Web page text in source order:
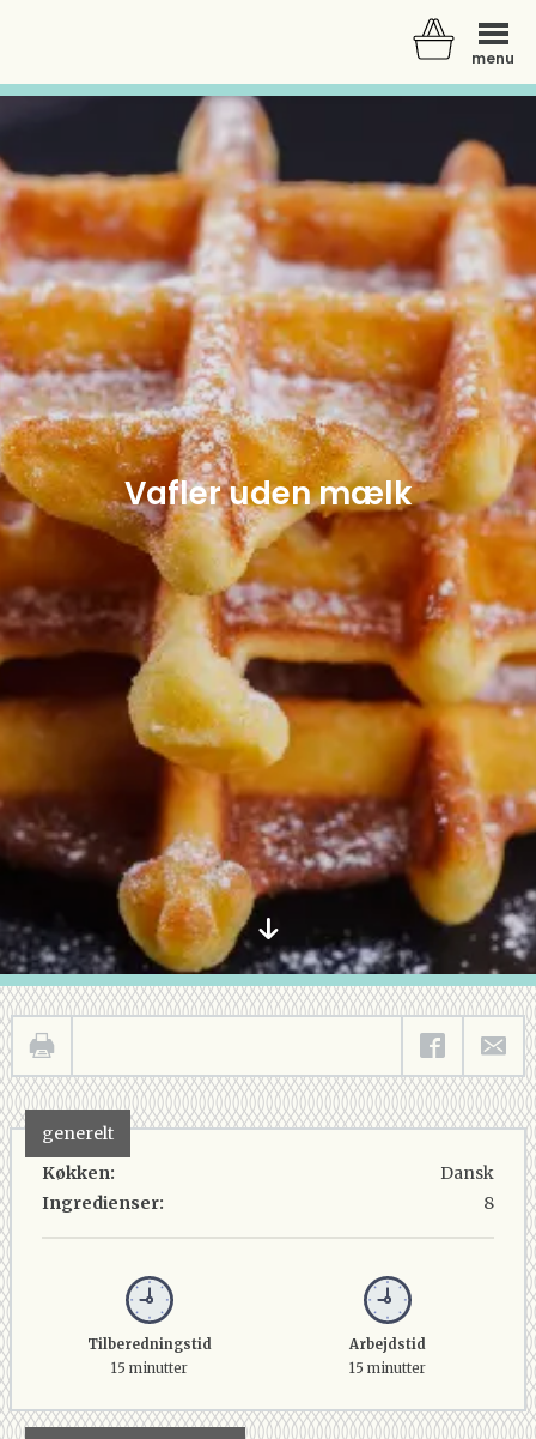
menu
Der er ingen varer i din kurv.
Vafler uden mælk
generelt
Køkken:
Ingredienser:
Dansk
8
Tilberedningstid
15 minutter
Arbejdstid
15 minutter